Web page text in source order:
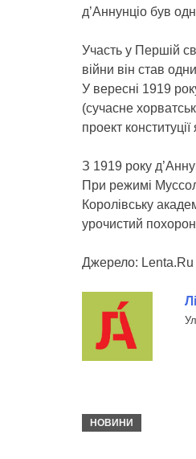
д’Аннунціо був
Участь у Першій
війни він став
У вересні 1919
(сучасне
проект
З 1919 року
При режимі
Королівську
урочистий
Джерело: Lenta.Ru
НОВИНИ